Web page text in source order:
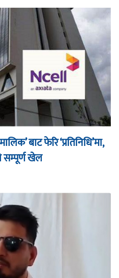
बाट फेरि ‘प्रतिनिधि’मा,
सम्पूर्ण खेल